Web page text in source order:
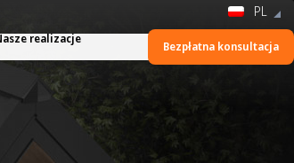
PL
realizacje
Bezpłatna konsultacja